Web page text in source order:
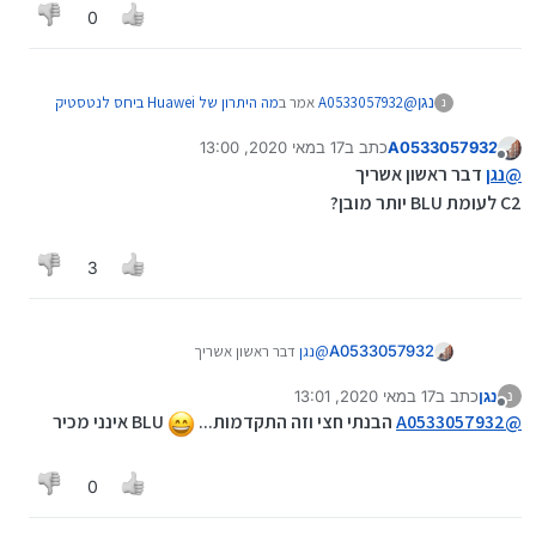
0
נ נגן@
A0533057932אמר ב
מה היתרון של Huawei ביחס לנטסטיק
@נגןמה היתרון של S9 לעומת מלרוז
זה בערך מה שאלת
סליחה על הבורות, אבל לא הבנתי... אינני מכיר את השמות
מנותק
A0533057932כתב ב17 במאי 2020, 13:00
נערך לאחרונה על ידי
@נגןדבר ראשון אשריך
C2 לעומת BLU יותר מובן?
3
A0533057932
@נגןדבר ראשון אשריך
נ
מנותק
נגןכתב ב17 במאי 2020, 13:01
נערך לאחרונה על ידי
@
A0533057932הבנתי חצי וזה התקדמות...
0